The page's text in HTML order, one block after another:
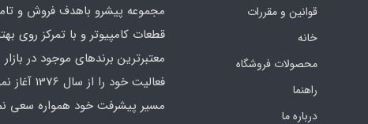
قوانین و مقررات
خانه
محصولات فروشگاه
راهنما
درباره ما
مجموعه پیشرو باهدف فروش و
قطعات کامپیوتر و با تمرکز روی
فعالیت خود را از
مسیر پیشرفت خود همواره سعی